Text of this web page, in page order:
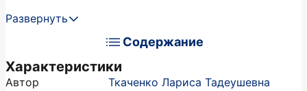
Развернуть
Содержание
Характеристики
Автор
Ткаченко Лариса Тадеушевна